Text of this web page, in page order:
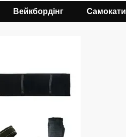
Вейкбордінг Самокати